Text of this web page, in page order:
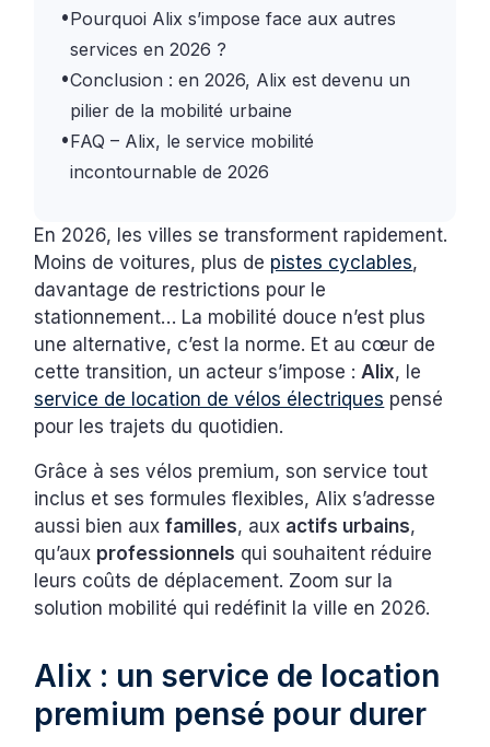
•Pourquoi Alix s’impose face aux autres
services en 2026 ?
•Conclusion : en 2026, Alix est devenu un
pilier de la mobilité urbaine
•FAQ – Alix, le service mobilité
incontournable de 2026
En 2026, les villes se transforment rapidement.
Moins de voitures, plus de pistes cyclables,
davantage de restrictions pour le
stationnement… La mobilité douce n’est plus
une alternative, c’est la norme. Et au cœur de
cette transition, un acteur s’impose : Alix, le
service de location de vélos électriques pensé
pour les trajets du quotidien.
Grâce à ses vélos premium, son service tout
inclus et ses formules flexibles, Alix s’adresse
aussi bien auxfamilles, aux actifs urbains,
qu’aux professionnels qui souhaitent réduire
leurs coûts de déplacement. Zoom sur la
solution mobilité qui redéfinit la ville en 2026.
Alix : un service de location
premium pensé pour durer